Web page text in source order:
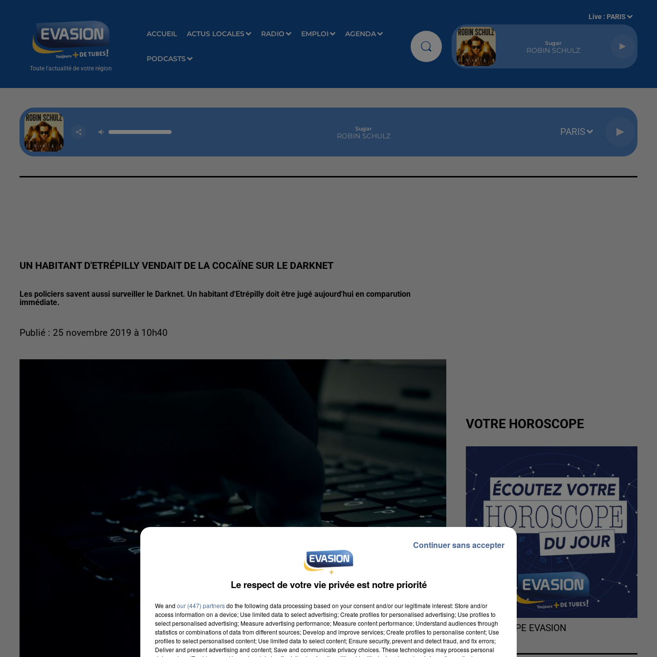
Toute l'actualité de votre région
ACCUEIL ACTUS LOCALES RADIO EMPLOI AGENDA
PODCASTS
Live : PARIS
Sugar
ROBIN SCHULZ
Sugar
ROBIN SCHULZ PARIS
UN HABITANT D'ETRÉPILLY VENDAIT DE LA COCAÏNE SUR LE DARKNET
Les policiers savent aussi surveiller le Darknet. Un habitant d'Etrépilly doit être jugé aujourd'hui en comparution
immédiate.
Publié : 25 novembre 2019 à 10h40
VOTRE HOROSCOPE
L'HOROSCOPE EVASION
Le respect de votre vie privée est notre priorité
We and our (447) partnersdo the following data processing based on your consent and/or our legitimate interest: Store and/or
access information on a device; Use limited data to select advertising; Create profiles for personalised advertising; Use profiles to
select personalised advertising; Measure advertising performance; Measure content performance; Understand audiences through
statistics or combinations of data from different sources; Develop and improve services; Create profiles to personalise content; Use
profiles to select personalised content; Use limited data to select content; Ensure security, prevent and detect fraud, and fix errors;
Deliver and present advertising and content; Save and communicate privacy choices. These technologies may process personal
Continuer sans accepter